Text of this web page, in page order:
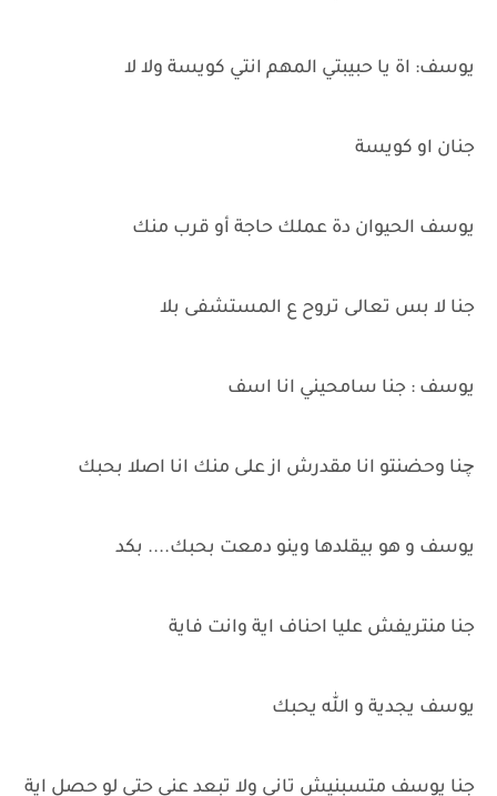
يوسف: اة يا حبيبتي المهم انتي كويسة ولا لا
جنان او كويسة
يوسف الحيوان دة عملك حاجة أو قرب منك
جنا لا بس تعالى تروح ع المستشفى بلا
يوسف : جنا سامحيني انا اسف
چنا وحضنتو انا مقدرش از على منك انا اصلا بحبك
يوسف و هو بيقلدها وينو دمعت بحبك.... بكد
جنا منتريفش عليا احناف اية وانت فاية
يوسف يجدية و الله يحبك
جنا يوسف متسبنيش تاني ولا تبعد عنى حتى لو حصل اية